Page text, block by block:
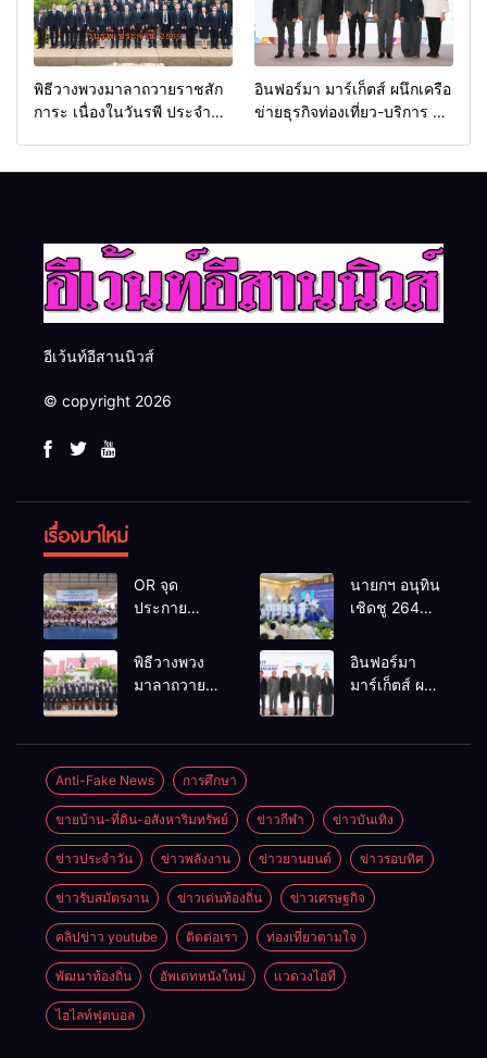
พิธีวางพวงมาลาถวายราชสัก
การะ เนื่องในวันรพี ประจำปี
อินฟอร์มา มาร์เก็ตส์ ผนึกเครือ
ข่ายธุรกิจท่องเที่ยว-บริการ จัด
อีเว้นท์อีสานนิวส์
© copyright 2026
เรื่องมาใหม่
OR จุด
ประกาย
เยาวชน ผ่าน
นายกฯ อนุทิน
เชิดชู 264
บ้านยอดเยี่ยม
มอบแหนบ
เกียรติยศแห่ง
พิธีวางพวง
มาลาถวาย
2569 และ
การแข่งขัน
ฟุตบอลวันรพี
เพื่อเชื่อม
ความสัมพันธ์
อันดีของ
หน่วยงานใน
กระบวนการ
ยุติธรรม
อินฟอร์มา
มาร์เก็ตส์ ผนึก
Thailand
2026 เชื่อม 4
งานใหญ่
สร้างโอกาส
ธุรกิจครบ
วงจร ด้วยครับ
Anti-Fake News การศึกษา
ขายบ้าน-ที่ดิน-อสังหาริมทรัพย์ ข่าวกีฬา ข่าวบันเทิง
ข่าวประจำวัน ข่าวพลังงาน ข่าวยานยนต์ ข่าวรอบทิศ
ข่าวรับสมัตรงาน ข่าวเด่นท้องถิ่น ข่าวเศรษฐกิจ
คลิปข่าว youtube ติดต่อเรา ท่องเที่ยวตามใจ
พัฒนาท้องถิ่น อัพเดทหนังใหม่ แวดวงไอที
ไฮไลท์ฟุตบอล